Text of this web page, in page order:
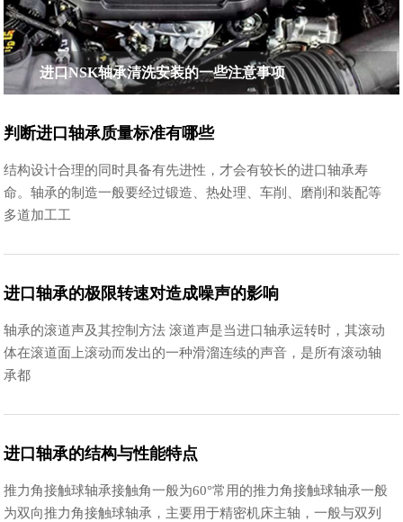
进口NSK轴承清洗安装的一些注意事项
判断进口轴承质量标准有哪些
结构设计合理的同时具备有先进性，才会有较长的进口轴承寿
命。轴承的制造一般要经过锻造、热处理、车削、磨削和装配等
多道加工工
进口轴承的极限转速对造成噪声的影响
轴承的滚道声及其控制方法 滚道声是当进口轴承运转时，其滚动
体在滚道面上滚动而发出的一种滑溜连续的声音，是所有滚动轴
承都
进口轴承的结构与性能特点
推力角接触球轴承接触角一般为60°常用的推力角接触球轴承一般
为双向推力角接触球轴承，主要用于精密机床主轴，一般与双列